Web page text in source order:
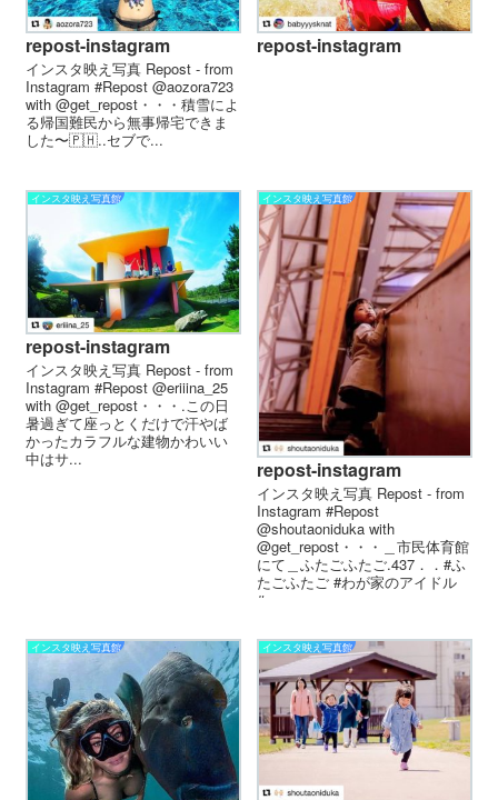
repost-instagram
インスタ映え写真 Repost - from
Instagram #Repost @aozora723
with @get_repost・・・積雪によ
る帰国難民から無事帰宅できま
した〜🇵🇭..セブで...
repost-instagram
インスタ映え写真館
repost-instagram
インスタ映え写真 Repost - from
Instagram #Repost @eriiina_25
with @get_repost・・・.この日
暑過ぎて座っとくだけで汗やば
かった️カラフルな建物かわいい
中はサ...
インスタ映え写真館
repost-instagram
インスタ映え写真 Repost - from
Instagram #Repost
@shoutaoniduka with
@get_repost・・・＿市民体育館
にて＿ふたごふたご.437．．#ふ
たごふたご #わが家のアイドル
#...
インスタ映え写真館 インスタ映え写真館